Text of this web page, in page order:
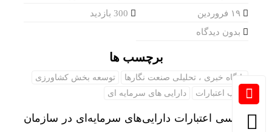
بدون دیدگاه
برچسب ها
پایگاه خبری ، تحلیلی صنعت نگارها
توسعه بخش کشاورزی
جذب اعتبارات
دارایی های سرمایه ای
بررسی اعتبارات دارایی‌های سرمایه‌ای در سازمان